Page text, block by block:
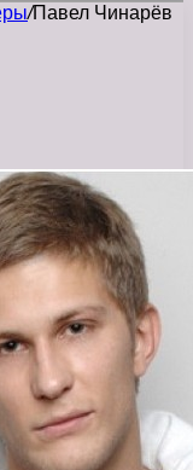
/Павел Чинарёв